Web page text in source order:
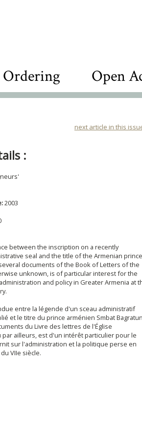
Ordering Open
next article in this
:
2003
between the inscription on a recently
seal and the title of the Armenian prince
documents of the Book of Letters of the
unknown, is of particular interest for the
and policy in Greater Armenia at
entre la légende d'un sceau administratif
et le titre du prince arménien Smbat
du Livre des lettres de l'Église
ailleurs, est d'un intérêt particulier pour le
sur l'administration et la politique perse en
VIIe siècle.